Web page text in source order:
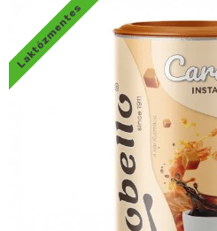
Laktózmentes